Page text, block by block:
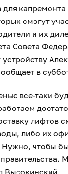
капремонта
смогут
и их
Совета
в
все-таки
лифтов
либо их
Нужно, чтобы
Высокинский.